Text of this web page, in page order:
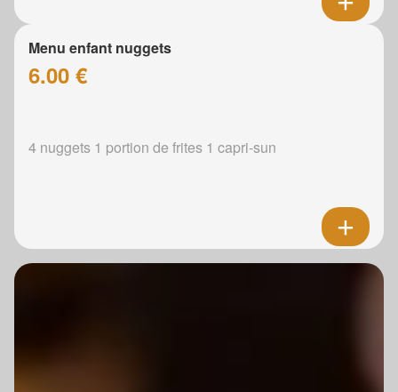
Menu enfant nuggets
6.00 €
4 nuggets 1 portion de frites 1 capri-sun